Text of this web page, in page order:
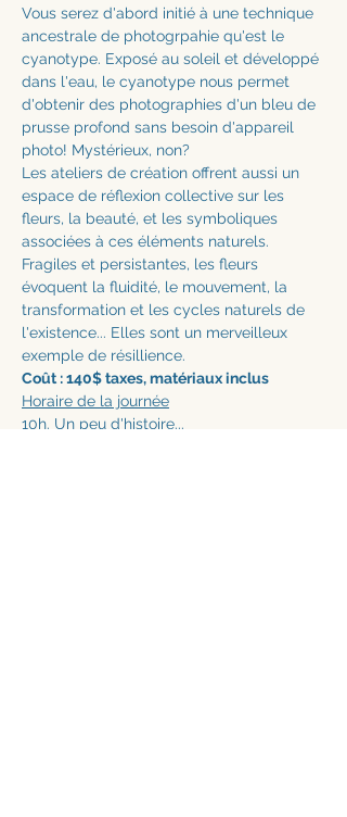
Vous serez d'abord initié à une technique
ancestrale de photogrpahie qu'est le
cyanotype. Exposé au soleil et développé
dans l'eau, le cyanotype nous permet
d'obtenir des photographies d'un bleu de
prusse profond sans besoin d'appareil
photo! Mystérieux, non?
Les ateliers de création offrent aussi un
espace de réflexion collective sur les
fleurs, la beauté, et les symboliques
associées à ces éléments naturels.
Fragiles et persistantes, les fleurs
évoquent la fluidité, le mouvement, la
transformation et les cycles naturels de
l'existence... Elles sont un merveilleux
exemple de résillience.
Coût : 140$ taxes, matériaux inclus
Horaire de la journée
10h. Un peu d'histoire...